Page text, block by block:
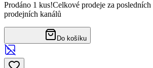
Prodáno 1 kus!Celkové prodeje za posledních
prodejních kanálů
Do košíku